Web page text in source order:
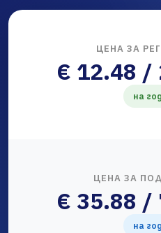
ЦЕНА ЗА
€ 12.48 /
на
ЦЕНА ЗА
€ 35.88 /
на